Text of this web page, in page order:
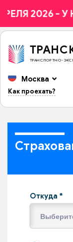
- У НАС
ТРАНСПОРТНО-
Москва
Как проехать?
Откуда *